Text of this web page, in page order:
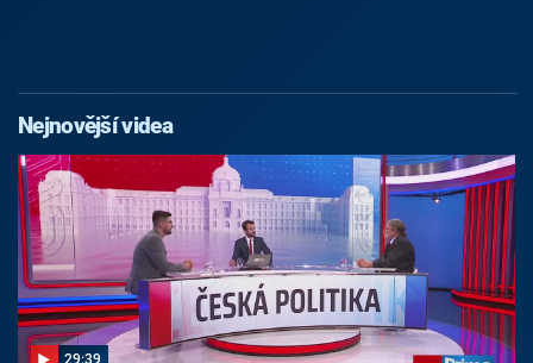
Nejnovější videa